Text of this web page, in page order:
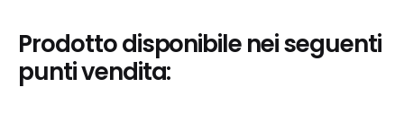
Prodotto disponibile nei seguenti
punti vendita: